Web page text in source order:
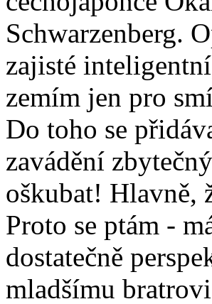
Schwarzenberg.
zajisté
zemím jen pro
Do toho se
zavádění
oškubat! Hlavně,
Proto se ptám -
dostatečně
mladšímu